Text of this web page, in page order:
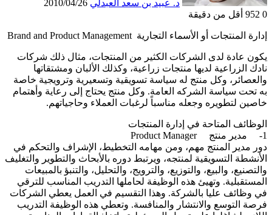
د. عبيد بن سعد العبدلي 2010/04/26
0
أقل من دقيقة
إدارة المنتجات أو الأسماء التجارية Brand and Product Management
يكون عادة لدى الشركات الكثير من المنتجات، مثال ذلك شركات
نادك الزراعية لديها منتجات زراعية، وكذلك الألبان ومشتقاتها
والعصائر، وكل منتج له سياسة تسويقية وتسعيرية وترويجية خاصة
به تحت سياسة الشركه العامة. وكل منتج يحتاج إلى رعاية وأهتمام
خاصين لتطويره وجعله مناسباً لرغبات العملاء وحاجياتهم.
الوظائف المتاحة في إدارة المنتجات
1- مدير منتج Product Manager
دور مدير المنتج مهم، ومن مهامه التخطيط، الإشراف والتحكم في
الأنشطة التسويقية لمنتجه، ويرتبط دوره بالأبحاث والتطوير والتغليف
والتصنيع، والبيع، والتوزيع، والترويج، والتحليل، والتنبؤ بالمبيعات
المستقبلية. وتهيئ هذه الوظيفة لحاملها التدريب المناسب للترقي
في وظائف عليا بالشركة. وهذا التقسيم في العمل يعطي الشركات
فرصة التوسع والانتشار والمنافسة. وتعطي هذه الوظيفة التدريب